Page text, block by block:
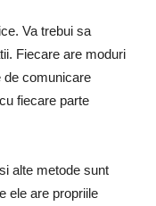
Va trebui sa
Fiecare are moduri
de comunicare
fiecare parte
alte metode sunt
ele are propriile